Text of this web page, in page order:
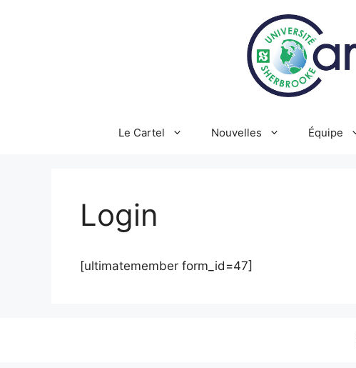
Le Cartel Nouvelles Équipe
Login
[ultimatemember form_id=47]